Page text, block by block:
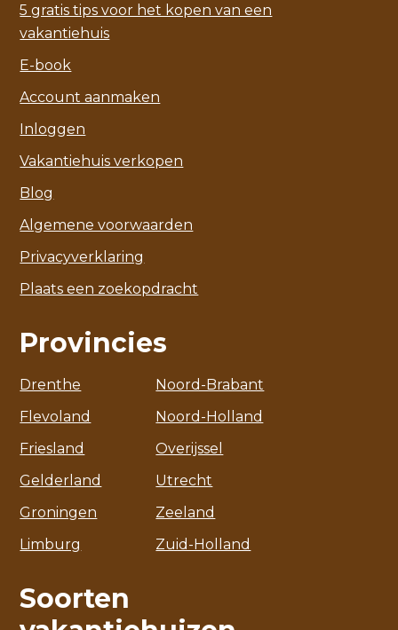
5 gratis tips voor het kopen van een
vakantiehuis
E-book
Account aanmaken
Inloggen
Vakantiehuis verkopen
Blog
Algemene voorwaarden
Privacyverklaring
Plaats een zoekopdracht
Provincies
Drenthe
Flevoland
Friesland
Gelderland
Groningen
Limburg
Noord-Brabant
Noord-Holland
Overijssel
Utrecht
Zeeland
Zuid-Holland
Soorten